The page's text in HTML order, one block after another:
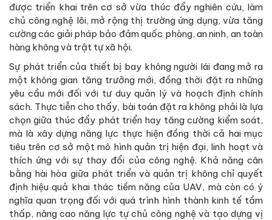
được triển khai trên cơ sở vừa thúc đẩy nghiên cứu, làm
chủ công nghệ lõi, mở rộng thị trường ứng dụng, vừa tăng
cường các giải pháp bảo đảm quốc phòng, an ninh, an toàn
hàng không và trật tự xã hội.
Sự phát triển của thiết bị bay không người lái đang mở ra
một không gian tăng trưởng mới, đồng thời đặt ra những
yêu cầu mới đối với tư duy quản lý và hoạch định chính
sách. Thực tiễn cho thấy, bài toán đặt ra không phải là lựa
chọn giữa thúc đẩy phát triển hay tăng cường kiểm soát,
mà là xây dựng năng lực thực hiện đồng thời cả hai mục
tiêu trên cơ sở một mô hình quản trị hiện đại, linh hoạt và
thích ứng với sự thay đổi của công nghệ. Khả năng cân
bằng hài hòa giữa phát triển và quản trị không chỉ quyết
định hiệu quả khai thác tiềm năng của UAV, mà còn có ý
nghĩa quan trọng đối với quá trình hình thành kinh tế tầm
thấp, nâng cao năng lực tự chủ công nghệ và tạo dựng vị